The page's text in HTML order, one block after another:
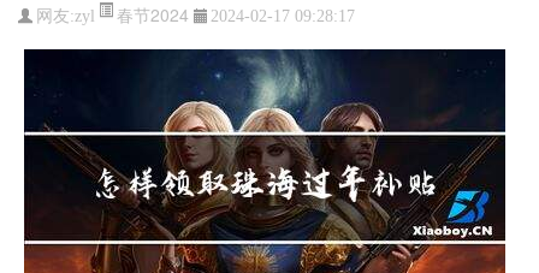
网友:zyl 春节2024 2024-02-17 09:28:17